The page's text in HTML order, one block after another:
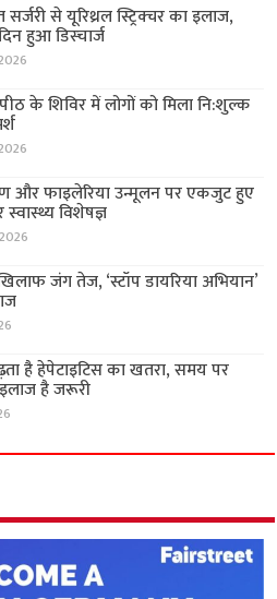
से यूरिथ्रल स्ट्रिक्चर का इलाज,
हुआ डिस्चार्ज
के शिविर में लोगों को मिला नि:शुल्क
और फाइलेरिया उन्मूलन पर एकजुट हुए
विशेषज्ञ
जंग तेज, ‘स्टॉप डायरिया अभियान’
है हेपेटाइटिस का खतरा, समय पर
है जरूरी